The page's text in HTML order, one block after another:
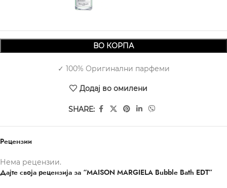
ВО КОРПА
✓ 100% Оригинални парфеми
Додај во омилени
SHARE:
Рецензии
Нема рецензии.
Дајте своја рецензија за “MAISON MARGIELA Bubble Bath EDT”